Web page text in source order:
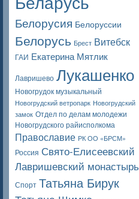
Белорусия Белоруссии
Белорусь Брест Витебск
ГАИ Екатерина Мятлик
Лавришево Лукашенко
Новогрудок музыкальный
Новогрудский ветропарк Новогрудский
замок Отдел по делам молодежи
Новогрудского райисполкома
Православие РК ОО «БРСМ»
Россия Свято-Елисеевский
Лавришевский монастырь
Спорт Татьяна Бирук